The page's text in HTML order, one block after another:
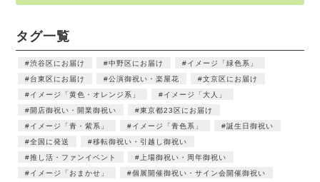
タグ一覧
渋谷区にお届け 中野区にお届け
イメージ「緑色系」
台東区にお届け
公演御祝い・楽屋花
文京区にお届け
イメージ「黄色・オレンジ系」
イメージ「大人」
開店御祝い・開業御祝い
東京都23区にお届け
イメージ「青・紫系」
イメージ「青色系」
誕生日御祝い
全国に発送
移転御祝い・引越し御祝い
推し活・ファンイベント
上場御祝い・周年御祝い
イメージ「おまかせ」
個展開催御祝い・サイン会開催御祝い